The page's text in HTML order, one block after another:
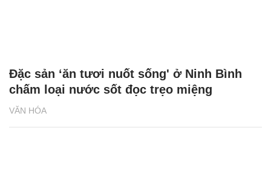
VĂN HÓA
Đặc sản ‘ăn tươi nuốt sống' ở Ninh Bình
chấm loại nước sốt đọc trẹo miệng